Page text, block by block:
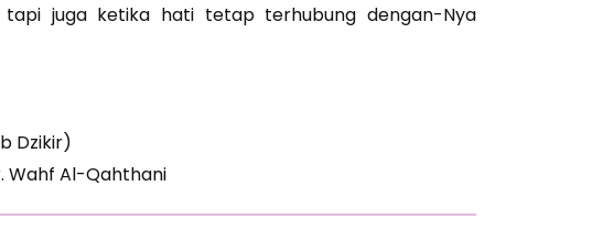
tapi juga ketika hati tetap terhubung dengan-Nya
Dzikir)
Wahf Al-Qahthani